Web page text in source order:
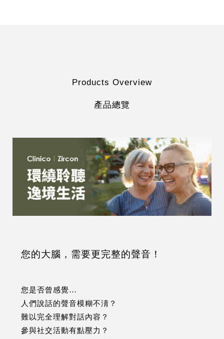
Products Overview
產品總覽
您的大腦，需要更完整的聲音！
您是否曾感覺…
人們說話的聲音模糊不淸？
難以完全理解對話內容？
參與社交活動有點壓力？